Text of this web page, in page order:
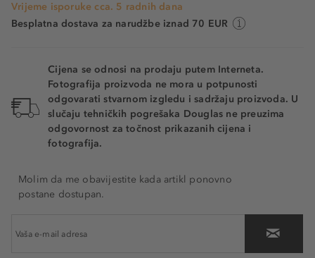
Vrijeme isporuke cca. 5 radnih dana
Besplatna dostava za narudžbe iznad 70 EUR
Cijena se odnosi na prodaju putem Interneta.
Fotografija proizvoda ne mora u potpunosti
odgovarati stvarnom izgledu i sadržaju proizvoda. U
slučaju tehničkih pogrešaka Douglas ne preuzima
odgovornost za točnost prikazanih cijena i
fotografija.
Molim da me obavijestite kada artikl ponovno
postane dostupan.